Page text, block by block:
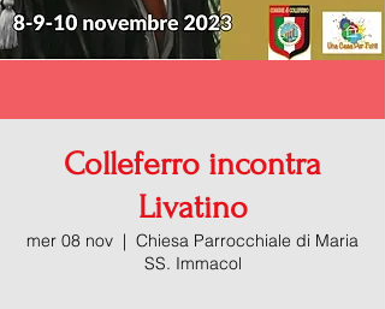
Colleferro incontra
Livatino
mer 08 nov
  |
Chiesa Parrocchiale di Maria
SS. Immacol